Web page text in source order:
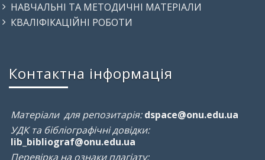
НАВЧАЛЬНІ ТА МЕТОДИЧНІ МАТЕРІАЛИ
КВАЛІФІКАЦІЙНІ РОБОТИ
Контактна інформація
Матеріали для репозитарія: dspace@onu.edu.ua
УДК та бібліографічні довідки:
lib_bibliograf@onu.edu.ua
Перевірка на ознаки плагіату: